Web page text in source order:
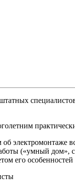
электромонтаже
(«умный
его